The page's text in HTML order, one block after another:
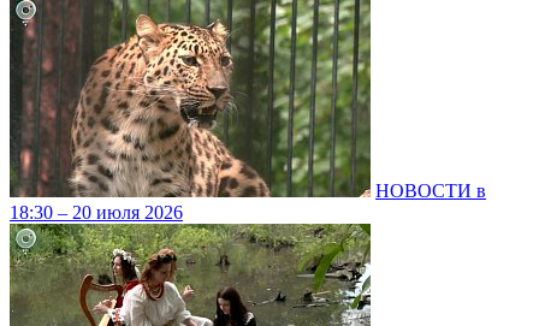
НОВОСТИ в
18:30 – 20 июля 2026